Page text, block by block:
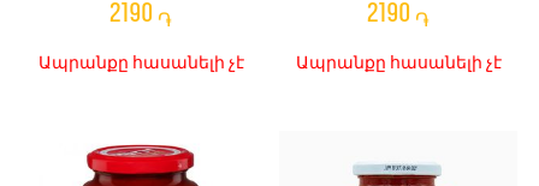
2190 ֏
Ապրանքը հասանելի չէ
2190 ֏
Ապրանքը հասանելի չէ